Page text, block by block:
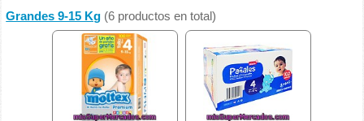
Grandes 9-15 Kg (6 productos en total)